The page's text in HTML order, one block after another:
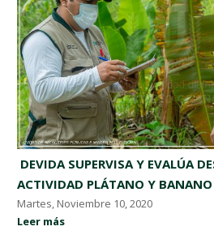
DEVIDA SUPERVISA Y EVALÚA
ACTIVIDAD PLÁTANO Y BANANO ​
Martes, Noviembre 10, 2020
Leer más